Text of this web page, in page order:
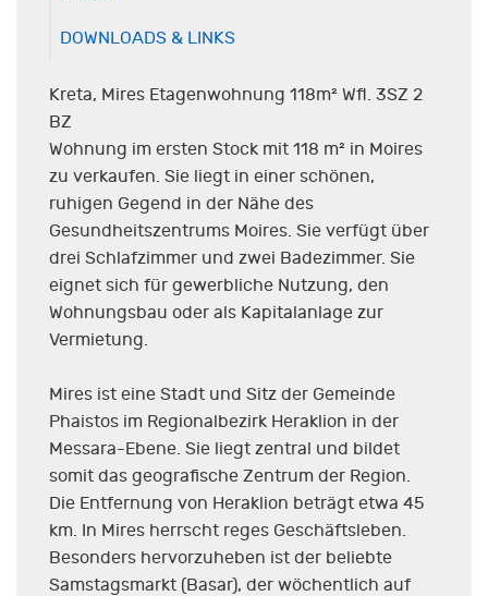
DOWNLOADS & LINKS
Kreta, Mires Etagenwohnung 118m² Wfl. 3SZ 2
BZ
Wohnung im ersten Stock mit 118 m² in Moires
zu verkaufen. Sie liegt in einer schönen,
ruhigen Gegend in der Nähe des
Gesundheitszentrums Moires. Sie verfügt über
drei Schlafzimmer und zwei Badezimmer. Sie
eignet sich für gewerbliche Nutzung, den
Wohnungsbau oder als Kapitalanlage zur
Vermietung.
Mires ist eine Stadt und Sitz der Gemeinde
Phaistos im Regionalbezirk Heraklion in der
Messara-Ebene. Sie liegt zentral und bildet
somit das geografische Zentrum der Region.
Die Entfernung von Heraklion beträgt etwa 45
km. In Mires herrscht reges Geschäftsleben.
Besonders hervorzuheben ist der beliebte
Samstagsmarkt (Basar), der wöchentlich auf